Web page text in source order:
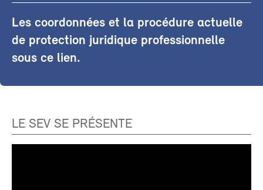
Les coordonnées et la procédure actuelle
de protection juridique professionnelle
sous ce lien.
LE SEV SE PRÉSENTE